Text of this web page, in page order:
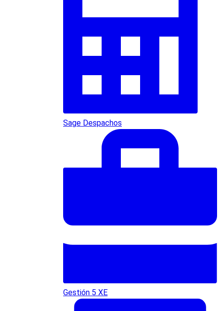
Sage Despachos
Gestión 5 XE